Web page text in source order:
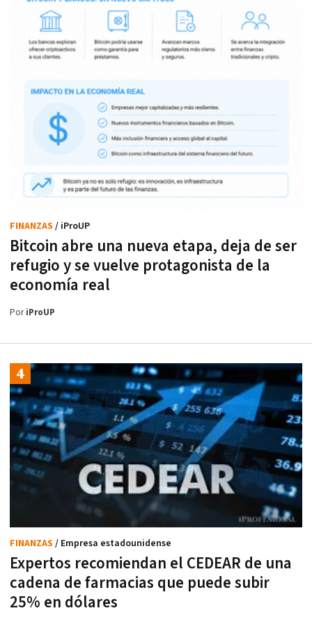
Bitcoin abre una nueva etapa, deja de ser
refugio y se vuelve protagonista de la
economía real
FINANZAS / iProUP
PoriProUP
Expertos recomiendan el CEDEAR de una
cadena de farmacias que puede subir
25% en dólares
FINANZAS / Empresa estadounidense